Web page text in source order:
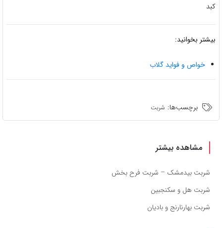
کبد
بیشتر بخوانید:
خواص و فواید گلاب
برچسب‌ها: شربت
مشاهده بیشتر
شربت بیدمشک – شربت فرح بخش
شربت هل و سکنجبین
شربت بهارنارنج و بادیان